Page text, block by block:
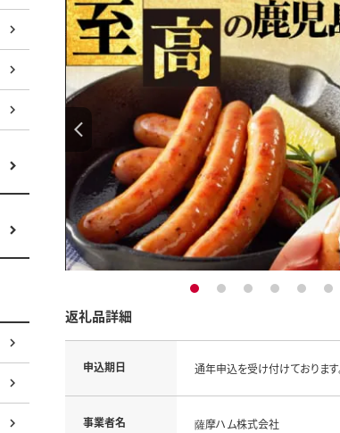
1 2 3 4 5 6
返礼品詳細
申込期日 通年申込を受け付けております
事業者名 薩摩ハム株式会社